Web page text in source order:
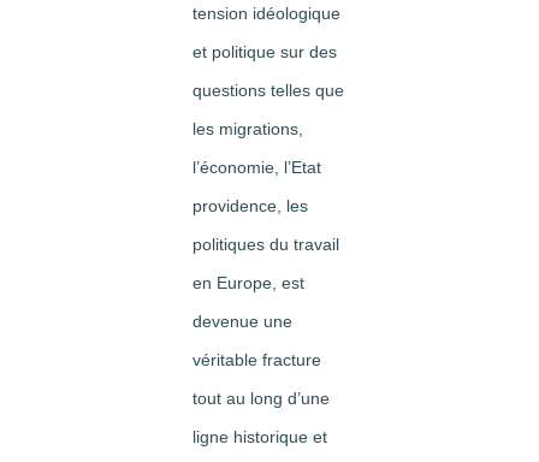
tension idéologique
et politique sur des
questions telles que
les migrations,
l’économie, l’Etat
providence, les
politiques du travail
en Europe, est
devenue une
véritable fracture
tout au long d’une
ligne historique et